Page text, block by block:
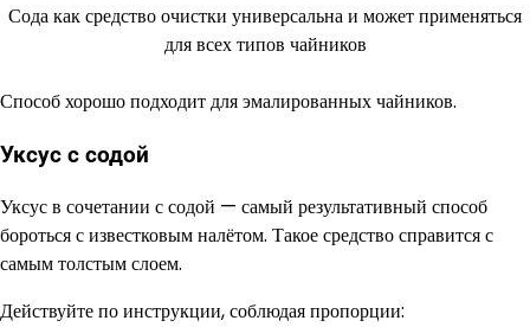
Сода как средство очистки универсальна и может применяться
для всех типов чайников
Способ хорошо подходит для эмалированных чайников.
Уксус с содой
Уксус в сочетании с содой — самый результативный способ
бороться с известковым налётом. Такое средство справится с
самым толстым слоем.
Действуйте по инструкции, соблюдая пропорции: